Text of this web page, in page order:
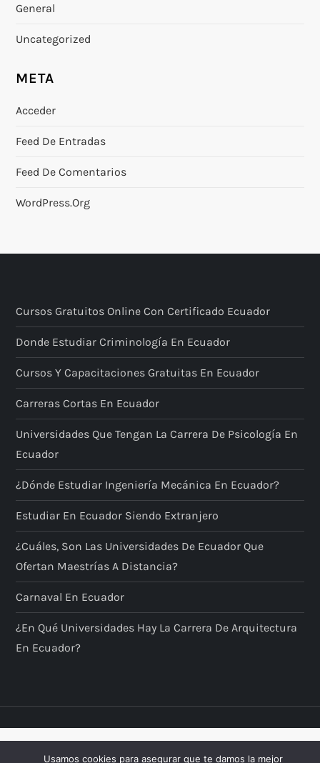
General
Uncategorized
META
Acceder
Feed De Entradas
Feed De Comentarios
WordPress.org
Cursos Gratuitos Online Con Certificado Ecuador
Donde Estudiar Criminología En Ecuador
Cursos Y Capacitaciones Gratuitas En Ecuador
Carreras Cortas En Ecuador
Universidades Que Tengan La Carrera De Psicología En
Ecuador
¿Dónde Estudiar Ingeniería Mecánica En Ecuador?
Estudiar En Ecuador Siendo Extranjero
¿Cuáles, Son Las Universidades De Ecuador Que
Ofertan Maestrías A Distancia?
Carnaval En Ecuador
¿En Qué Universidades Hay La Carrera De Arquitectura
En Ecuador?
Usamos cookies para asegurar que te damos la mejor